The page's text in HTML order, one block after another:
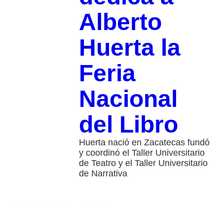
Alberto
Huerta la
Feria
Nacional
del Libro
Huerta nació en Zacatecas fundó
y coordinó el Taller Universitario
de Teatro y el Taller Universitario
de Narrativa